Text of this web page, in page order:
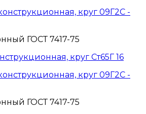
ГОСТ 7417-75
круг Ст65Г 16
ГОСТ 7417-75